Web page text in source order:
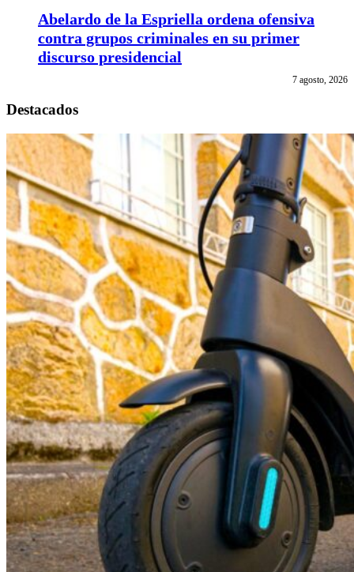
Abelardo de la Espriella ordena ofensiva
contra grupos criminales en su primer
discurso presidencial
7 agosto, 2026
Destacados